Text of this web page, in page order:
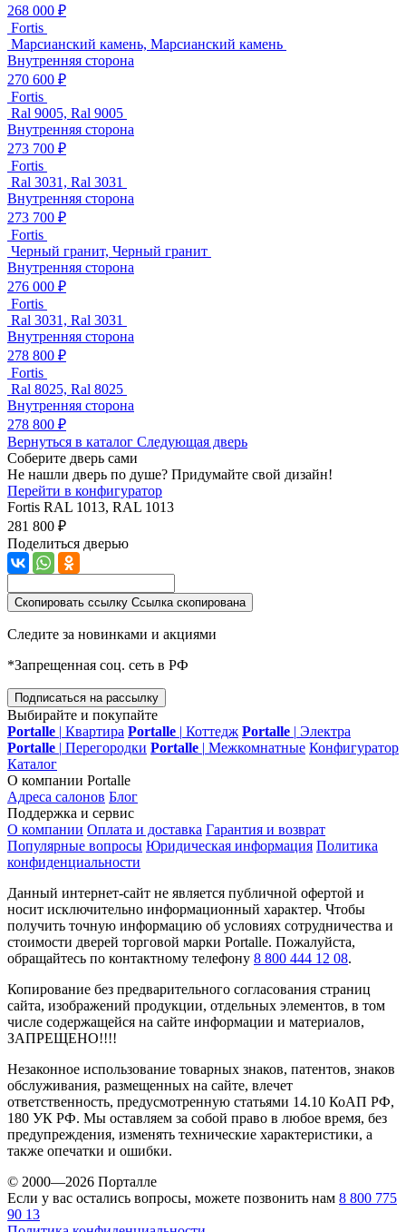
268 000 ₽
Fortis
Марсианский камень, Марсианский камень
Внутренняя сторона
270 600 ₽
Fortis
Ral 9005, Ral 9005
Внутренняя сторона
273 700 ₽
Fortis
Ral 3031, Ral 3031
Внутренняя сторона
273 700 ₽
Fortis
Черный гранит, Черный гранит
Внутренняя сторона
276 000 ₽
Fortis
Ral 3031, Ral 3031
Внутренняя сторона
278 800 ₽
Fortis
Ral 8025, Ral 8025
Внутренняя сторона
278 800 ₽
Вернуться в каталог Следующая дверь
Соберите дверь сами
Не нашли дверь по душе? Придумайте свой дизайн!
Перейти в конфигуратор
Fortis RAL 1013, RAL 1013
281 800 ₽
Поделиться дверью
Скопировать ссылку Ссылка скопирована
Следите за новинками и акциями
*Запрещенная соц. сеть в РФ
Подписаться на рассылку
Выбирайте и покупайте
Portalle | Квартира Portalle | Коттедж Portalle | Электра
Portalle | Перегородки Portalle | Межкомнатные Конфигуратор
Каталог
О компании Portalle
Адреса салонов Блог
Поддержка и сервис
О компании Оплата и доставка Гарантия и возврат
Популярные вопросы Юридическая информация Политика
конфиденциальности
Данный интернет-сайт не является публичной офертой и
носит исключительно информационный характер. Чтобы
получить точную информацию об условиях сотрудничества и
стоимости дверей торговой марки Portalle. Пожалуйста,
обращайтесь по контактному телефону 8 800 444 12 08.
Копирование без предварительного согласования страниц
сайта, изображений продукции, отдельных элементов, в том
числе содержащейся на сайте информации и материалов,
ЗАПРЕЩЕНО!!!!
Незаконное использование товарных знаков, патентов, знаков
обслуживания, размещенных на сайте, влечет
ответственность, предусмотренную статьями 14.10 КоАП РФ,
180 УК РФ. Мы оставляем за собой право в любое время, без
предупреждения, изменять технические характеристики, а
также опечатки и ошибки.
© 2000—2026 Порталле
Если у вас остались вопросы, можете позвонить нам 8 800 775
90 13